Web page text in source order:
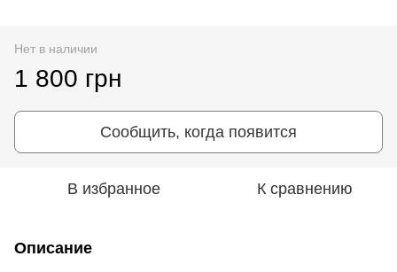
Нет в наличии
1 800 грн
Сообщить, когда появится
В избранное К сравнению
Описание